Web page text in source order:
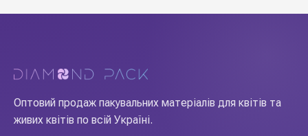
Оптовий продаж пакувальних матеріалів для квітів та
живих квітів по всій Україні.